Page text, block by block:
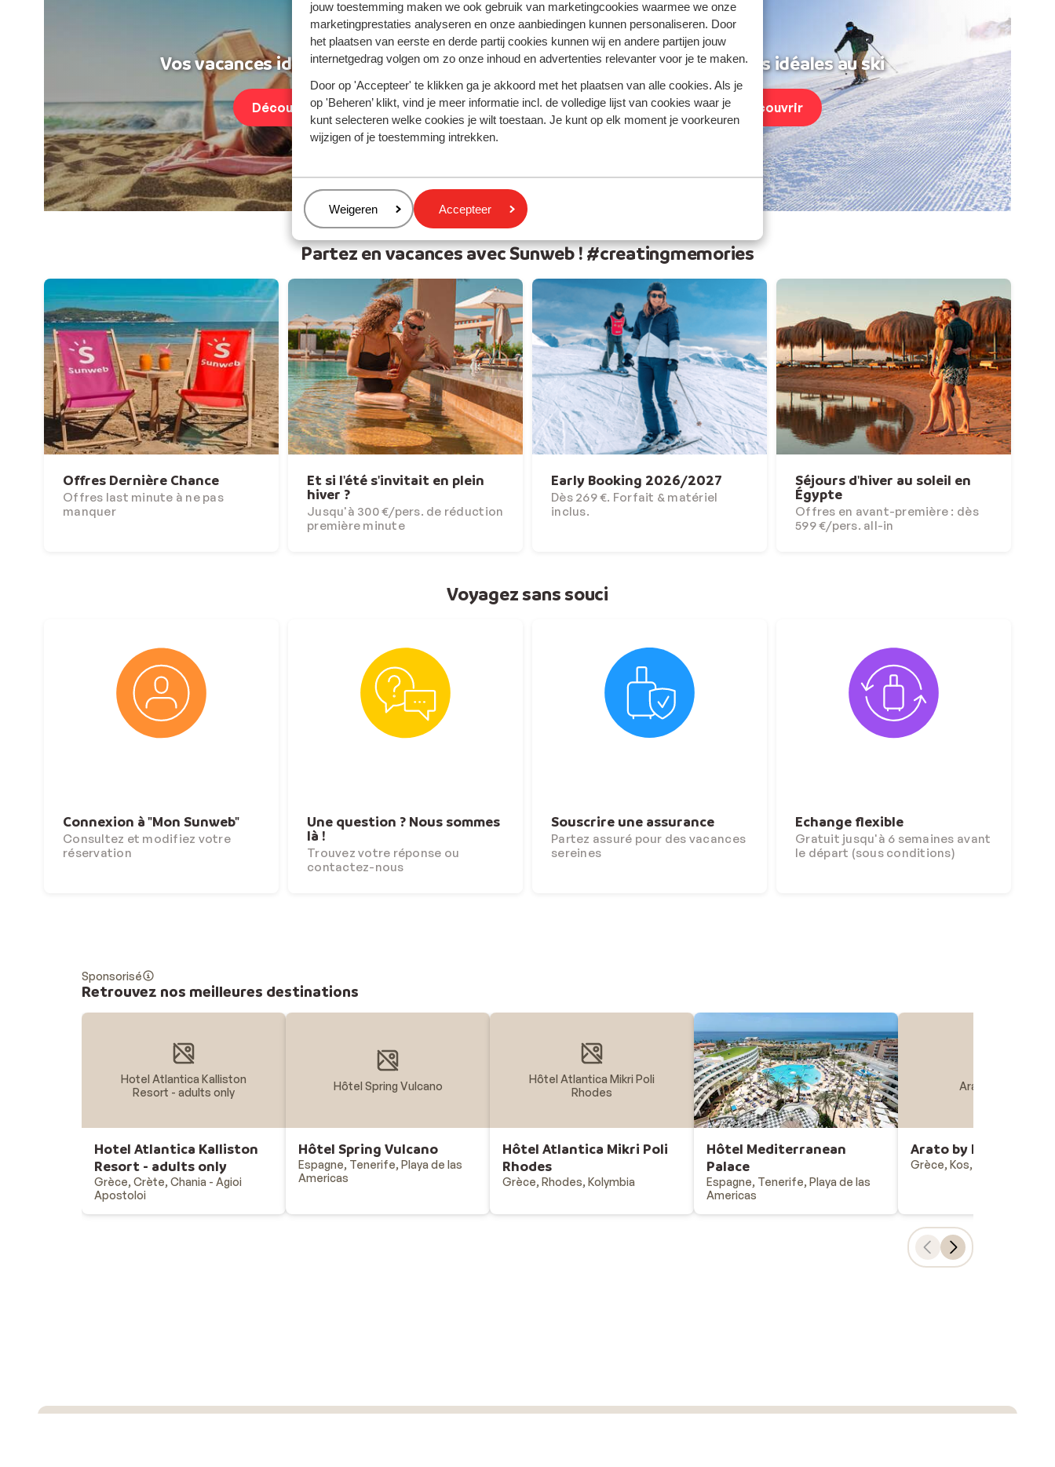
jouw toestemming maken we ook gebruik van marketingcookies waarmee we onze
marketingprestaties analyseren en onze aanbiedingen kunnen personaliseren. Door
het plaatsen van eerste en derde partij cookies kunnen wij en andere partijen jouw
internetgedrag volgen om zo onze inhoud en advertenties relevanter voor je te maken.
Door op 'Accepteer' te klikken ga je akkoord met het plaatsen van alle cookies. Als je
op 'Beheren’ klikt, vind je meer informatie incl. de volledige lijst van cookies waar je
kunt selecteren welke cookies je wilt toestaan. Je kunt op elk moment je voorkeuren
wijzigen of je toestemming intrekken.
Beheren
Weigeren Accepteer
Vos vacances idéales au soleil
Découvrir
Vos vacances idéales au ski
Découvrir
Partez en vacances avec Sunweb ! #creatingmemories
Offres Dernière Chance
Offres last minute à ne pas
manquer
Et si l'été s'invitait en plein
hiver ?
Jusqu'à 300 €/pers. de réduction
première minute
Early Booking 2026/2027
Dès 269 €. Forfait & matériel
inclus.
Séjours d'hiver au soleil en
Égypte
Offres en avant-première : dès
599 €/pers. all-in
Voyagez sans souci
Connexion à "Mon Sunweb"
Consultez et modifiez votre
réservation
Une question ? Nous sommes
là !
Trouvez votre réponse ou
contactez-nous
Souscrire une assurance
Partez assuré pour des vacances
sereines
Echange flexible
Gratuit jusqu'à 6 semaines avant
le départ (sous conditions)
Sponsorisé
Retrouvez nos meilleures destinations
Hotel Atlantica Kalliston
Resort - adults only
Hotel Atlantica Kalliston
Resort - adults only
Grèce, Crète, Chania - Agioi
Apostoloi
Hôtel Spring Vulcano
Hôtel Spring Vulcano
Espagne, Tenerife, Playa de las
Americas
Hôtel Atlantica Mikri Poli
Rhodes
Hôtel Atlantica Mikri Poli
Rhodes
Grèce, Rhodes, Kolymbia
Hôtel Mediterranean
Palace
Espagne, Tenerife, Playa de las
Americas
Arato by E-Geo
Arato by E-Geo
Grèce, Kos, Kos